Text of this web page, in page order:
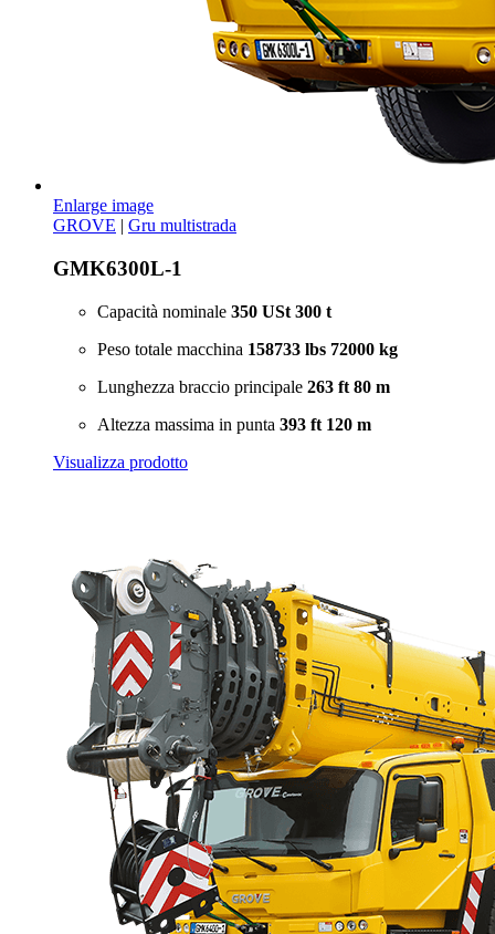
Enlarge image
GROVE | Gru multistrada
GMK6300L-1
Capacità nominale 350 USt 300 t
Peso totale macchina 158733 lbs 72000 kg
Lunghezza braccio principale 263 ft 80 m
Altezza massima in punta 393 ft 120 m
Visualizza prodotto